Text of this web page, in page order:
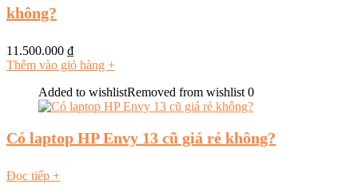
không?
11.500.000 ₫
Thêm vào giỏ hàng +
Added to wishlistRemoved from wishlist 0
Có laptop HP Envy 13 cũ giá rẻ không?
Đọc tiếp +